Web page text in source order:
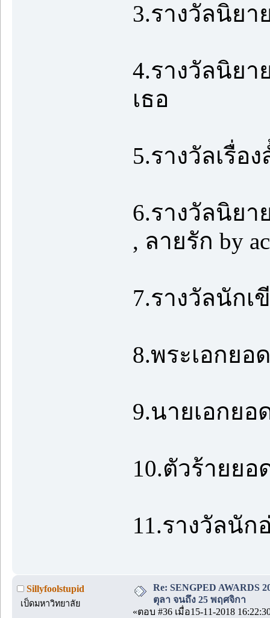
3.รางวัลนิยา
4.รางวัลนิย
เธอ
5.รางวัลเรื่อ
6.รางวัลนิยา
, ลายรัก by
7.รางวัลนักเ
8.พระเอกยอ
9.นายเอกย
10.ตัวร้ายยอ
11.รางวัลนัก
Sillyfoolstupid
เป็ดมหาวิทยาลัย
Re: SENGPED AWARDS
ตุลา จนถึง 25 พฤศจิกา
«ตอบ #36 เมื่อ15-11-2018